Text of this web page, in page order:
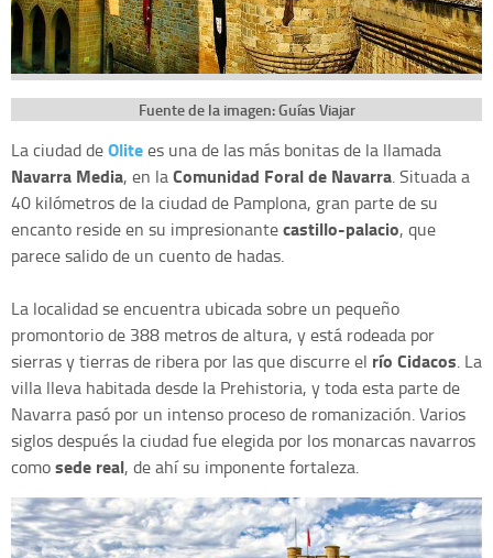
Fuente de la imagen: Guías Viajar
La ciudad deOlitees una de las más bonitas de la llamada
Navarra Media, en laComunidad Foral de Navarra. Situada a
40 kilómetros de la ciudad de Pamplona, gran parte de su
encanto reside en su impresionantecastillo-palacio, que
parece salido de un cuento de hadas.
La localidad se encuentra ubicada sobre un pequeño
promontorio de 388 metros de altura, y está rodeada por
sierras y tierras de ribera por las que discurre el río Cidacos. La
villa lleva habitada desde la Prehistoria, y toda esta parte de
Navarra pasó por un intenso proceso de romanización. Varios
siglos después la ciudad fue elegida por los monarcas navarros
comosede real, de ahí su imponente fortaleza.